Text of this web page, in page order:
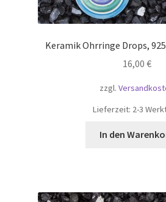
Keramik Ohrringe Drops,
16,00 €
zzgl.
Lieferzeit: 2-3
In den